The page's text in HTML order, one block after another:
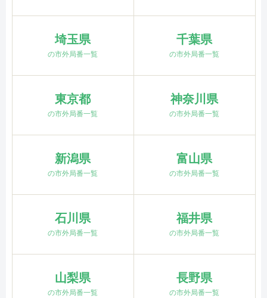
埼玉県
の市外局番一覧
千葉県
の市外局番一覧
東京都
の市外局番一覧
神奈川県
の市外局番一覧
新潟県
の市外局番一覧
富山県
の市外局番一覧
石川県
の市外局番一覧
福井県
の市外局番一覧
山梨県
の市外局番一覧
長野県
の市外局番一覧